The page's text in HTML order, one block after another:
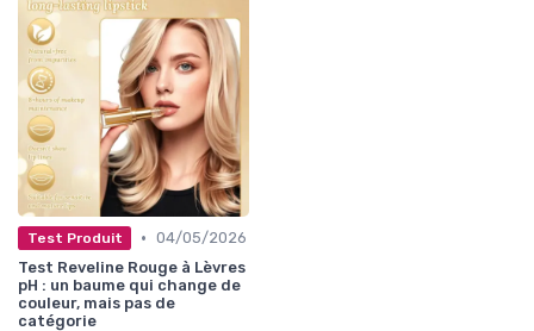
Test Produit • 04/05/2026
Test Reveline Rouge à Lèvres
pH : un baume qui change de
couleur, mais pas de
catégorie